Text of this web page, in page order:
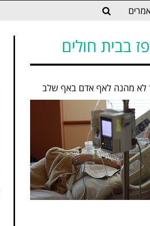
בבית חולים
לא מהנה לאף אדם באף שלב